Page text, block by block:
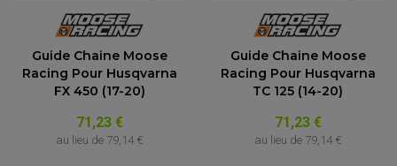
Guide Chaine Moose
Racing Pour Husqvarna
FX 450 (17-20)
71,23 €
au lieu de 79,14 €
Guide Chaine Moose
Racing Pour Husqvarna
TC 125 (14-20)
71,23 €
au lieu de 79,14 €